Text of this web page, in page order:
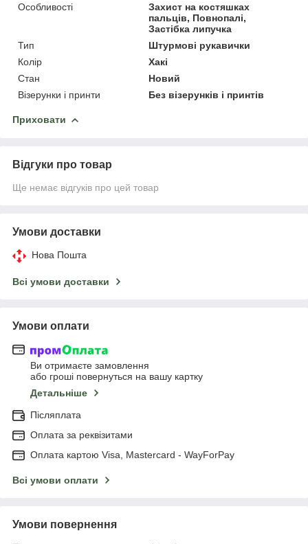
Особливості
Захист на костяшках
пальців, Повнопалі,
Застібка липучка
Тип
Штурмові рукавички
Колір
Хакі
Стан
Новий
Візерунки і принти
Без візерунків і принтів
Приховати
Відгуки про товар
Ще немає відгуків про цей товар
Умови доставки
Нова Пошта
Всі умови доставки
Умови оплати
Ви отримаєте замовлення
або гроші повернуться на вашу картку
Детальніше
Післяплата
Оплата за реквізитами
Оплата картою Visa, Mastercard - WayForPay
Всі умови оплати
Умови повернення